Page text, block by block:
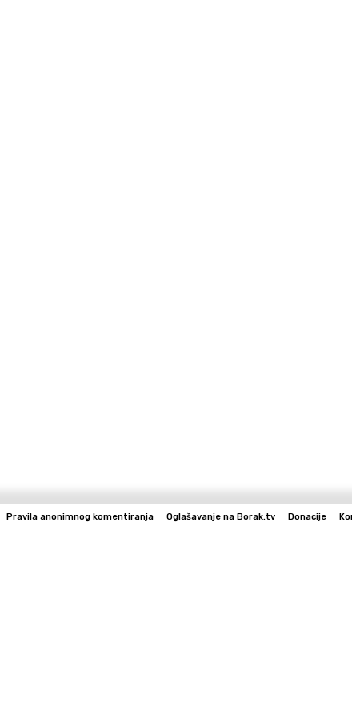
Pravila anonimnog komentiranja Oglašavanje na Borak.tv Donacije